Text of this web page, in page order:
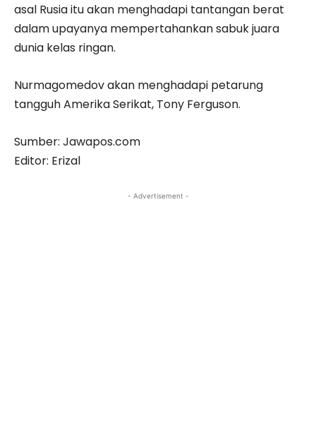
asal Rusia itu akan menghadapi tantangan berat
dalam upayanya mempertahankan sabuk juara
dunia kelas ringan.
Nurmagomedov akan menghadapi petarung
tangguh Amerika Serikat, Tony Ferguson.
Sumber: Jawapos.com
Editor: Erizal
- Advertisement -